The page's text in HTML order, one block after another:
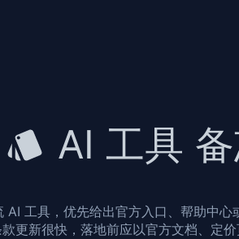
AI 工具
AI 工具，优先给出官方入口、帮助中
更新很快，落地前应以官方文档、定价